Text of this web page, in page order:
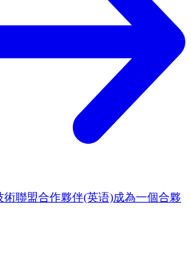
術聯盟合作夥伴(英语)成為一個合夥